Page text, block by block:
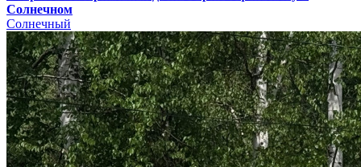
Солнечном
Солнечный